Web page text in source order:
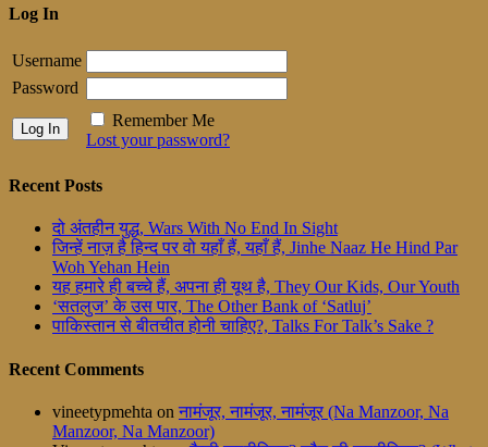
Log In
Username
Password
Remember Me
Lost your password?
Recent Posts
दो अंतहीन युद्ध, Wars With No End In Sight
जिन्हें नाज़ है हिन्द पर वो यहाँ हैं, यहाँ हैं, Jinhe Naaz He Hind Par
Woh Yehan Hein
यह हमारे ही बच्चे हैं, अपना ही यूथ है, They Our Kids, Our Youth
‘सतलुज’ के उस पार, The Other Bank of ‘Satluj’
पाकिस्तान से बीतचीत होनी चाहिए?, Talks For Talk’s Sake ?
Recent Comments
vineetypmehta on नामंजूर, नामंजूर, नामंजूर (Na Manzoor, Na
Manzoor, Na Manzoor)